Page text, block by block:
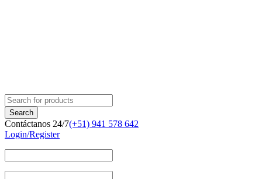
Contáctanos 24/7(+51) 941 578 642
Login/Register